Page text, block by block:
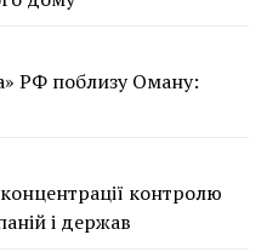
РФ поблизу Оману:
контролю
і держав